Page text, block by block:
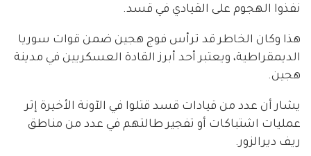
نفذوا الهجوم على القيادي في قسد.
هذا وكان الخاطر قد ترأس فوج هجين ضمن قوات سوريا
الديمقراطية، ويعتبر أحد أبرز القادة العسكريين في مدينة
هجين.
يشار أن عدد من قيادات قسد قتلوا في الآونة الأخيرة إثر
عمليات اشتباكات أو تفجير طالتهم في عدد من مناطق
ريف ديرالزور.